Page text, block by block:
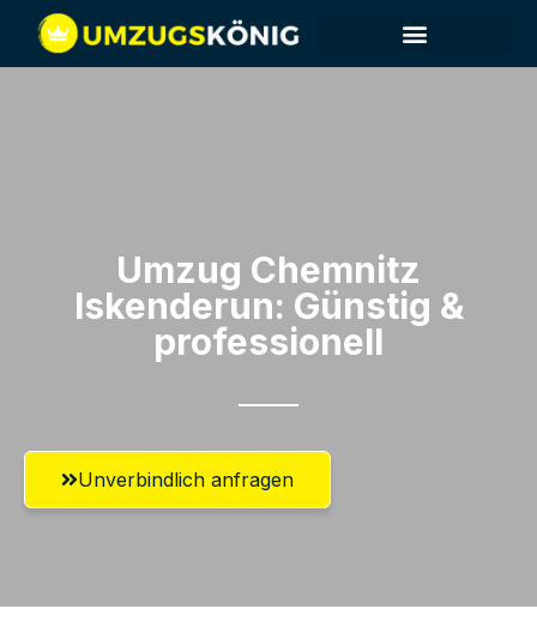
Umzug Chemnitz​
Iskenderun: Günstig &
professionell​
Unverbindlich anfragen